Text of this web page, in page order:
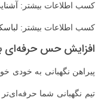
کسب اطلاعات بیشتر:
کسب اطلاعات بیشتر:
افزایش حس حرفه‌ای
پیراهن نگهبانی به خودی
تیم نگهبانی شما